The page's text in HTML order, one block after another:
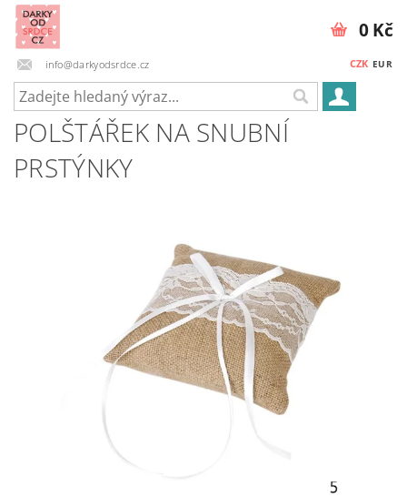
info@darkyodsrdce.cz CZK EUR
0 Kč
POLŠTÁŘEK NA SNUBNÍ
PRSTÝNKY